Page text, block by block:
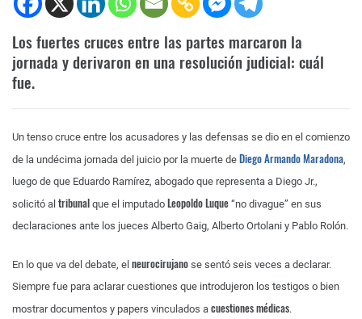
Los fuertes cruces entre las partes marcaron la
jornada y derivaron en una resolución judicial: cuál
fue.
Un tenso cruce entre los acusadores y las defensas se dio en el comienzo
de la undécima jornada del juicio por la muerte de Diego Armando Maradona,
luego de que Eduardo Ramírez, abogado que representa a Diego Jr.,
solicitó al tribunal que el imputado Leopoldo Luque “no divague” en sus
declaraciones ante los jueces Alberto Gaig, Alberto Ortolani y Pablo Rolón.
En lo que va del debate, el neurocirujano se sentó seis veces a declarar.
Siempre fue para aclarar cuestiones que introdujeron los testigos o bien
mostrar documentos y papers vinculados a cuestiones médicas.